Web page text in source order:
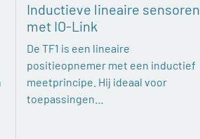
Inductieve lineaire sensoren
met IO-Link
De TF1 is een lineaire
positieopnemer met een inductief
meetprincipe. Hij ideaal voor
toepassingen…